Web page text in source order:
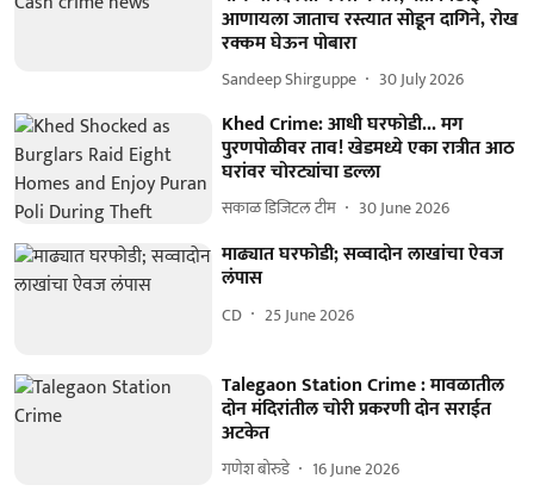
आणायला जाताच रस्त्यात सोडून दागिने, रोख
रक्कम घेऊन पोबारा
Sandeep Shirguppe 30 July 2026
Khed Crime: आधी घरफोडी... मग
पुरणपोळीवर ताव! खेडमध्ये एका रात्रीत आठ
घरांवर चोरट्यांचा डल्ला
सकाळ डिजिटल टीम 30 June 2026
माढ्यात घरफोडी; सव्वादोन लाखांचा ऐवज
लंपास
CD 25 June 2026
Talegaon Station Crime : मावळातील
दोन मंदिरांतील चोरी प्रकरणी दोन सराईत
अटकेत
गणेश बोरुडे 16 June 2026